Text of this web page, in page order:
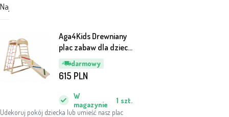
Najdroższe
darmowy
Aga4Kids Drewniany
plac zabaw dla dzieci
MR6145
Udekoruj pokój dziecka lub umieść nasz plac
W
magazynie
1 szt.
615 PLN